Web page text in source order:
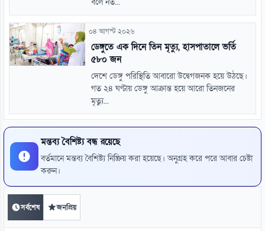
০৪ আগস্ট ২০২৬
ডেঙ্গুতে এক দিনে তিন মৃত্যু, হাসপাতালে ভর্তি
৫৮০ জন
দেশে ডেঙ্গু পরিস্থিতি আবারো উদ্বেগজনক হয়ে উঠছে।
গত ২৪ ঘণ্টায় ডেঙ্গু আক্রান্ত হয়ে আরো তিনজনের
মৃত্যু...
মন্তব্য বৈশিষ্ট্য বন্ধ রয়েছে
বর্তমানে মন্তব্য বৈশিষ্ট্য নিষ্ক্রিয় করা হয়েছে। অনুগ্রহ করে পরে আবার চেষ্টা
করুন।
সর্বশেষ জনপ্রিয়